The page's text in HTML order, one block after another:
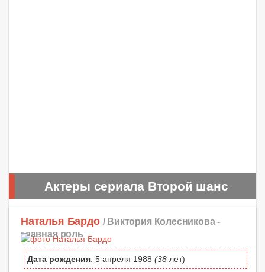
Актеры сериала Второй шанс
Наталья Бардо / Виктория Колесникова -
главная роль
Дата рождения: 5 апреля 1988 (38 лет)